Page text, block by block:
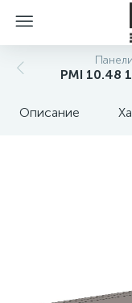
PMI 10.48
Описание